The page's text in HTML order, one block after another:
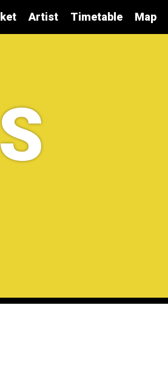
Artist Timetable Map